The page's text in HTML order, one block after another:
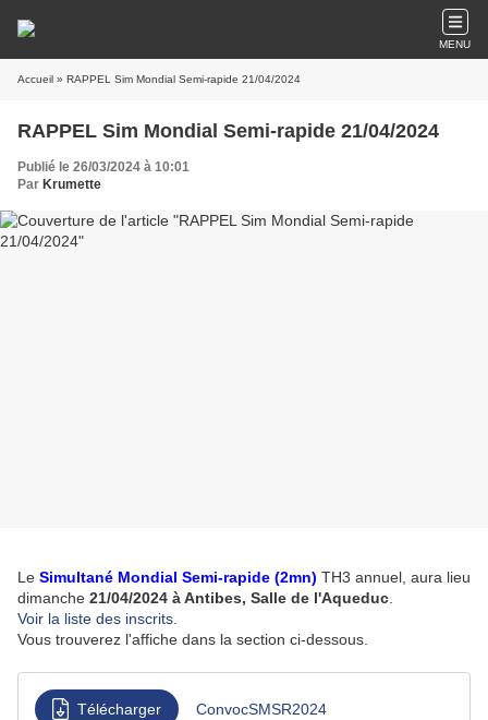
MENU
Accueil » RAPPEL Sim Mondial Semi-rapide 21/04/2024
RAPPEL Sim Mondial Semi-rapide 21/04/2024
Publié le 26/03/2024 à 10:01
Par Krumette
Le Simultané Mondial Semi-rapide (2mn) TH3 annuel, aura lieu
dimanche 21/04/2024 à Antibes, Salle de l'Aqueduc
Voir la liste des inscrits
Vous trouverez l'affiche dans la section ci-dessous.
Télécharger ConvocSMSR2024